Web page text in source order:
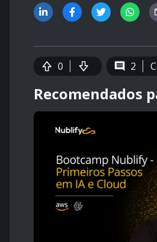
0 2
Recomendados